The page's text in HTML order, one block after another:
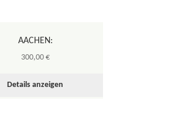
AACHEN:
300,00 €
Details anzeigen